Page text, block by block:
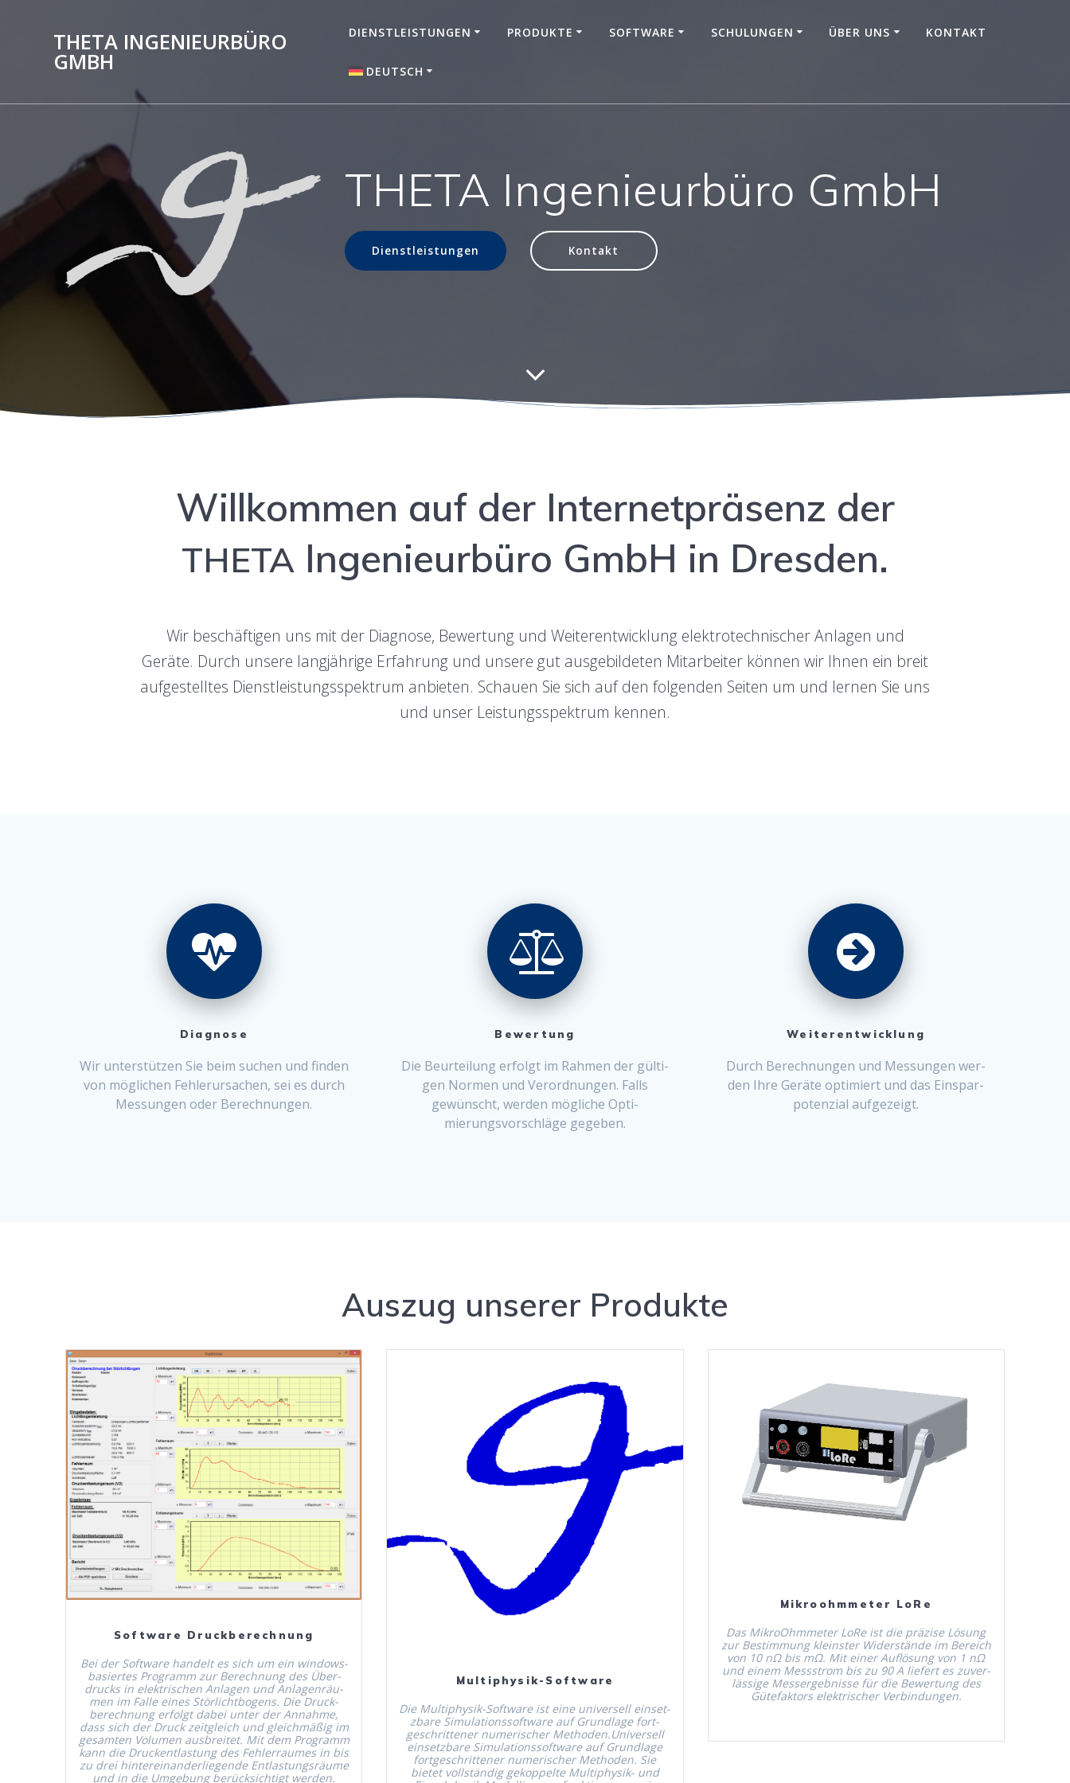
THETA INGENIEURBÜRO
GMBH
DIENSTLEISTUNGEN PRODUKTE SOFTWARE SCHULUNGEN ÜBER UNS KONTAKT
DEUTSCH
English
THETA Ingenieurbüro GmbH
Dienstleistungen Kontakt
Willkom­men auf der Inter­net­präsenz der
THETA Inge­nieur­büro GmbH in Dresden.
Wir beschäfti­gen uns mit der Diag­nose, Bew­er­tung und Weit­er­en­twick­lung elek­trotech­nis­ch­er Anla­gen und
Geräte. Durch unsere langjährige Erfahrung und unsere gut aus­ge­bilde­ten Mitar­beit­er kön­nen wir Ihnen ein bre­it
aufgestelltes Dien­stleis­tungsspek­trum anbi­eten. Schauen Sie sich auf den fol­gen­den Seit­en um und ler­nen Sie uns
und unser Leis­tungsspek­trum kennen.
Diagnose
Wir unter­stützen Sie beim suchen und find­en
von möglichen Fehlerur­sachen, sei es durch
Mes­sun­gen oder Berechnungen.
Bewertung
Die Beurteilung erfol­gt im Rah­men der gülti­
gen Nor­men und Verord­nun­gen. Falls
gewün­scht, wer­den mögliche Opti­
mierungsvorschläge gegeben.
Weiterentwicklung
Durch Berech­nun­gen und Mes­sun­gen wer­
den Ihre Geräte opti­miert und das Einspar­
poten­zial aufgezeigt.
Auszug unserer Produkte
Mehr Erfahren
Software Druckberechnung
Bei der Soft­ware han­delt es sich um ein win­dows­
basiertes Pro­gramm zur Berech­nung des Über­
drucks in elek­trischen Anla­gen und Anla­gen­räu­
men im Falle eines Stör­licht­bo­gens. Die Druck­
berech­nung erfol­gt dabei unter der Annahme,
dass sich der Druck zeit­gle­ich und gle­ich­mäßig im
gesamten Vol­u­men aus­bre­it­et. Mit dem Pro­gramm
kann die Druck­ent­las­tung des Fehler­raumes in bis
zu drei hin­tere­inan­der­liegende Ent­las­tungsräume
und in die Umge­bung berück­sichtigt werden.
Multiphysik-Software
Die Mul­ti­­­­­­­­­­­­­­­­­physik-Soft­­­­­­­­­­­­­­­­­ware ist eine uni­versell ein­set­
zbare Sim­u­la­tion­ssoft­ware auf Grund­lage fort­
geschrit­ten­er numerisch­er Methoden.Universell
ein­set­zbare Sim­u­la­tion­ssoft­ware auf Grund­lage
fort­geschrit­ten­er numerisch­er Meth­o­d­en. Sie
bietet voll­ständig gekop­pelte Mul­ti­­­­­­­­­­­­­­­­­physik- und
Mehr Erfahren
Mikroohmmeter LoRe
Das MikroOhm­me­ter LoRe ist die präzise Lösung
zur Bes­tim­mung kle­in­ster Wider­stände im Bere­ich
von 10 nΩ bis mΩ. Mit ein­er Auflö­sung von 1 nΩ
und einem Messstrom bis zu 90 A liefert es zuver­
läs­sige Messergeb­nisse für die Bew­er­tung des
Güte­fak­tors elek­trisch­er Verbindungen.